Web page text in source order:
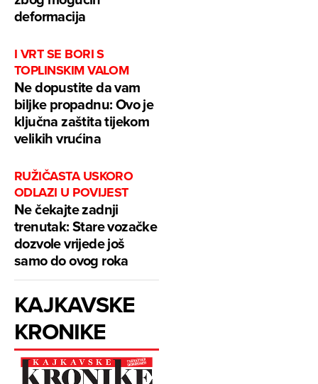
deformacija
I VRT SE BORI S
TOPLINSKIM VALOM
Ne dopustite da vam
biljke propadnu: Ovo je
ključna zaštita tijekom
velikih vrućina
RUŽIČASTA USKORO
ODLAZI U POVIJEST
Ne čekajte zadnji
trenutak: Stare vozačke
dozvole vrijede još
samo do ovog roka
KAJKAVSKE
KRONIKE